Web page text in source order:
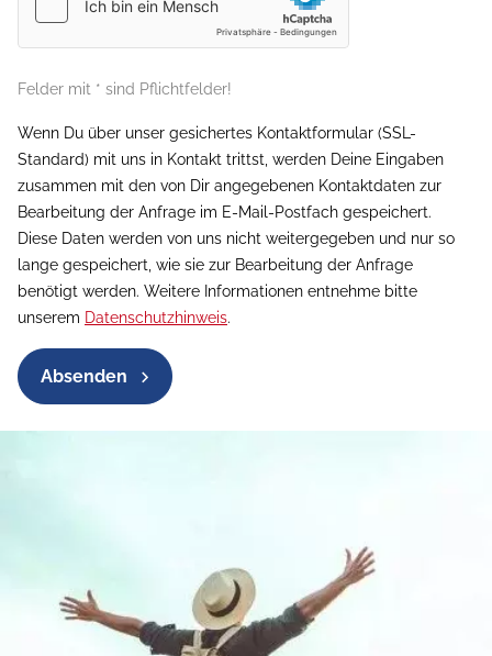
Felder mit * sind Pflichtfelder!
Wenn Du über unser gesichertes Kontaktformular (SSL-
Standard) mit uns in Kontakt trittst, werden Deine Eingaben
zusammen mit den von Dir angegebenen Kontaktdaten zur
Bearbeitung der Anfrage im E-Mail-Postfach gespeichert.
Diese Daten werden von uns nicht weitergegeben und nur so
lange gespeichert, wie sie zur Bearbeitung der Anfrage
benötigt werden. Weitere Informationen entnehme bitte
unserem Datenschutzhinweis.
Absenden